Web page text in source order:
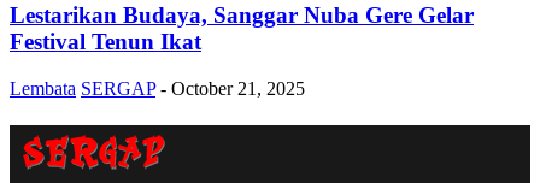
Lestarikan Budaya, Sanggar Nuba Gere Gelar
Festival Tenun Ikat
Lembata SERGAP - October 21, 2025